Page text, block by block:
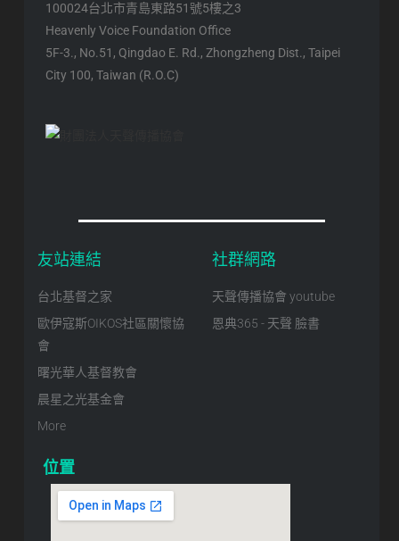
100024台北市青島東路51號5樓之3
Heavenly Voice Foundation Office
5F-3., No.51, Qingdao E. Rd., Zhongzheng Dist., Taipei
City 100, Taiwan (R.O.C)
友站連結
台北基督之家
歐伊寇斯OIKOS社區關懷協
會
曙光華人基督教會
晨星之光基金會
More
社群網路
天聲傳播協會 youtube
恩典365 - 天聲 臉書
位置